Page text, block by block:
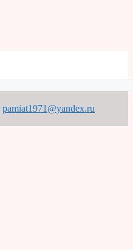
pamiat1971@yandex.ru